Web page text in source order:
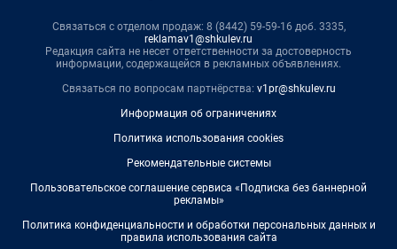
Связаться с отделом продаж: 8 (8442) 59-59-16 доб. 3335,
reklamav1@shkulev.ru
Редакция сайта не несет ответственности за достоверность
информации, содержащейся в рекламных объявлениях.
Связаться по вопросам партнёрства: v1pr@shkulev.ru
Информация об ограничениях
Политика использования cookies
Рекомендательные системы
Пользовательское соглашение сервиса «Подписка без баннерной
рекламы»
Политика конфиденциальности и обработки персональных данных и
правила использования сайта